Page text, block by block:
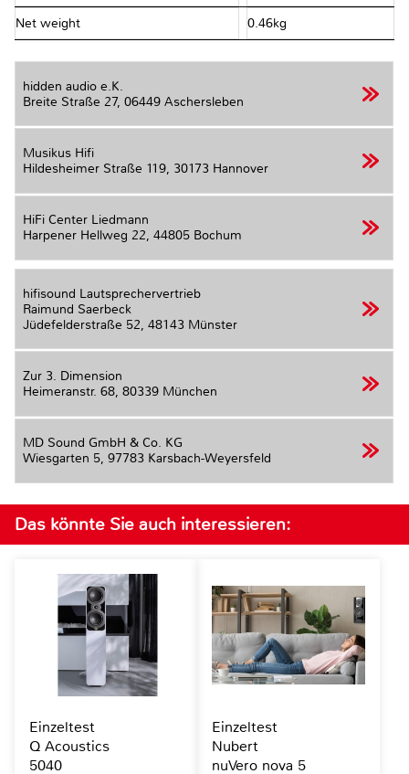
Net weight 0.46kg
hidden audio e.K.
Breite Straße 27, 06449 Aschersleben
Musikus Hifi
Hildesheimer Straße 119, 30173 Hannover
HiFi Center Liedmann
Harpener Hellweg 22, 44805 Bochum
hifisound Lautsprechervertrieb
Raimund Saerbeck
Jüdefelderstraße 52, 48143 Münster
Zur 3. Dimension
Heimeranstr. 68, 80339 München
MD Sound GmbH & Co. KG
Wiesgarten 5, 97783 Karsbach-Weyersfeld
Das könnte Sie auch interessieren:
Einzeltest
Q Acoustics
5040
Einzeltest
Nubert
nuVero nova 5